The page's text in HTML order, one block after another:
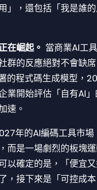
」，還包括「我是誰
在崛起。 當商業AI工
群的反應絕對不會缺
的程式碼生成模型，
業開始評估「自有AI
速。
年的AI編碼工具市場
而是一場劇烈的板塊
以確定的是，「便宜
，接下來是「可控成